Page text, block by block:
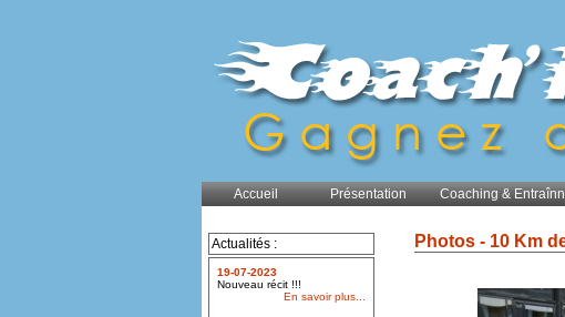
Accueil Présentation Coaching &
Actualités :
19-07-2023
Nouveau récit !!!
En savoir plus...
Photos - 10 Km